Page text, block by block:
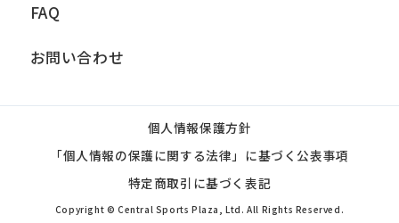
FAQ
お問い合わせ
個人情報保護方針
「個人情報の保護に関する法律」に基づく公表事項
特定商取引に基づく表記
Copyright © Central Sports Plaza, Ltd. All Rights Reserved.